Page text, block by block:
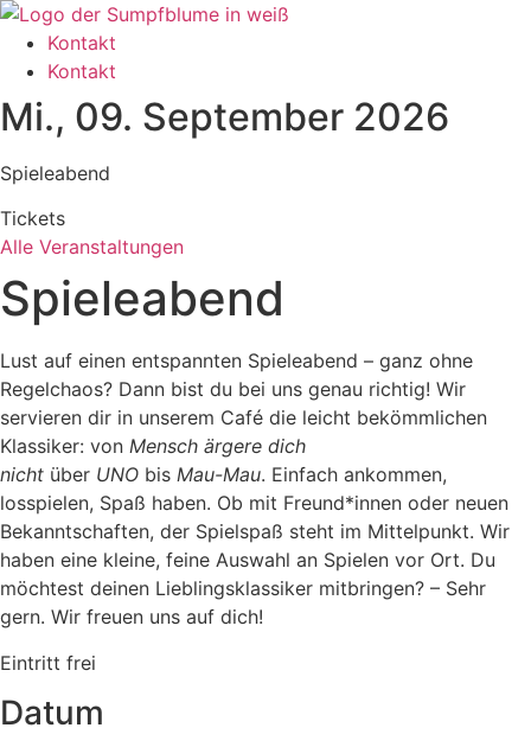
Zum
Inhalt
wechseln
Kontakt
Kontakt
Mi., 09. September 2026
Spieleabend
Tickets
Alle Veranstaltungen
Spieleabend
Lust auf einen entspannten Spieleabend – ganz ohne
Regelchaos? Dann bist du bei uns genau richtig! Wir
servieren dir in unserem Café die leicht bekömmlichen
Klassiker: von Mensch ärgere dich
nicht über UNO bis Mau-Mau. Einfach ankommen,
losspielen, Spaß haben. Ob mit Freund*innen oder neuen
Bekanntschaften, der Spielspaß steht im Mittelpunkt. Wir
haben eine kleine, feine Auswahl an Spielen vor Ort. Du
möchtest deinen Lieblingsklassiker mitbringen? – Sehr
gern. Wir freuen uns auf dich!
Eintritt frei
Datum